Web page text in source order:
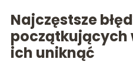
Najczęstsze
początkujących
ich uniknąć